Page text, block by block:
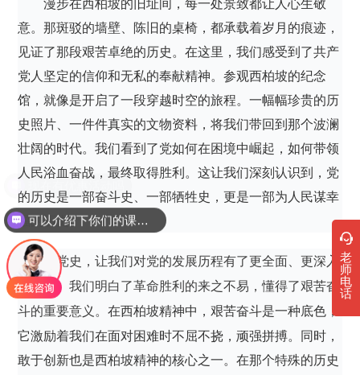
漫步在西柏坡的旧址间，每一处景致都让人心生敬
意。那斑驳的墙壁、陈旧的桌椅，都承载着岁月的痕迹，
见证了那段艰苦卓绝的历史。在这里，我们感受到了共产
党人坚定的信仰和无私的奉献精神。参观西柏坡的纪念
馆，就像是开启了一段穿越时空的旅程。一幅幅珍贵的历
史照片、一件件真实的文物资料，将我们带回到那个波澜
壮阔的时代。我们看到了党如何在困境中崛起，如何带领
人民浴血奋战，最终取得胜利。这让我们深刻认识到，党
的历史是一部奋斗史、一部牺牲史，更是一部为人民谋幸
福的历史。
观党史，让我们对党的发展历程有了更全面、更深入
的了解。我们明白了革命胜利的来之不易，懂得了艰苦奋
斗的重要意义。在西柏坡精神中，艰苦奋斗是一种底色，
它激励着我们在面对困难时不屈不挠，顽强拼搏。同时，
敢于创新也是西柏坡精神的核心之一。在那个特殊的历史
老
师
电
话